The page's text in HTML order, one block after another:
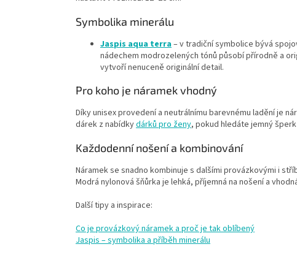
Symbolika minerálu
Jaspis aqua terra– v tradiční symbolice bývá
nádechem modrozelených tónů působí přírodně a
vytvoří nenuceně originální detail.
Pro koho je náramek vhodný
Díky unisex provedení a neutrálnímu barevnému ladění je
dárek z nabídkydárků pro ženy, pokud hledáte jemný
Každodenní nošení a kombinování
Náramek se snadno kombinuje s dalšími provázkovými i
Modrá nylonová šňůrka je lehká, příjemná na nošení a
Další tipy a inspirace:
Co je provázkový náramek a proč je tak oblíbený
Jaspis – symbolika a příběh minerálu